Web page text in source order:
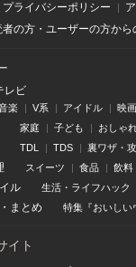
プライバシーポリシー
者の方・ユーザーの方から
レビ
楽 V系 アイドル 映画
家庭 子ども おしゃ
TDL TDS 裏ワザ・
スイーツ 食品 飲料
ル 生活・ライフハック
・ まとめ 特集『おいしい
イト